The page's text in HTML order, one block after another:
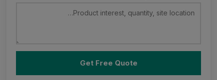
Get Free Quote